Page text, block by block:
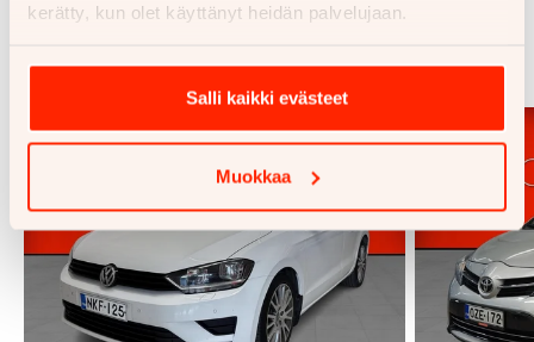
kerätty, kun olet käyttänyt heidän palvelujaan.
Salli kaikki evästeet
Muokkaa
Samankaltaisia ajoneuvoja
Katso kaikki